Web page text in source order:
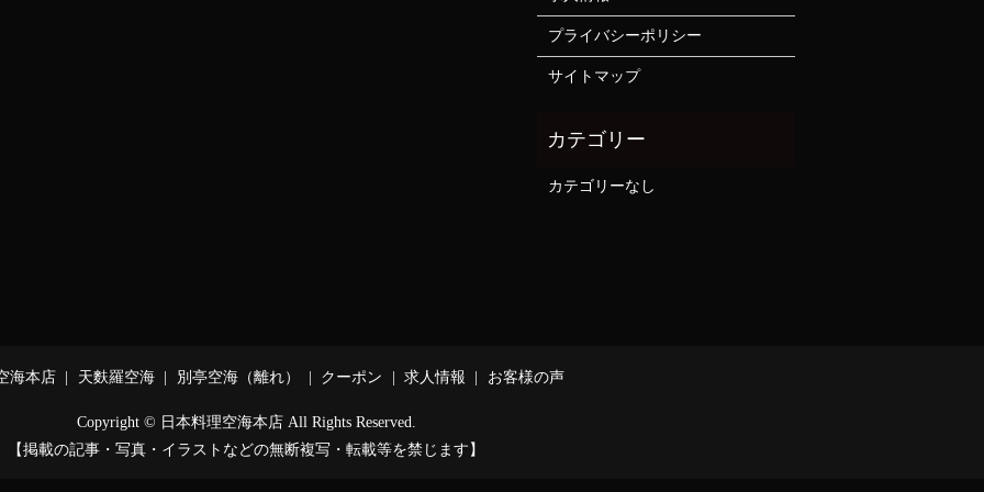
プライバシーポリシー
サイトマップ
カテゴリーなし
海本店 天麩羅空海 別亭空海（離れ） クーポン 求人情報 お客様の声
Copyright © 日本料理空海本店 All Rights Reserved.
【掲載の記事・写真・イラストなどの無断複写・転載等を禁じます】